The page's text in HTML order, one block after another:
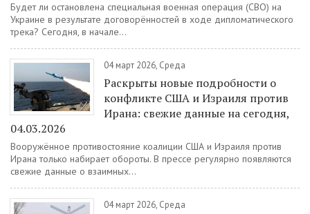
Будет ли остановлена специальная военная операция (СВО) на
Украине в результате договорённостей в ходе дипломатического
трека? Сегодня, в начале...
04 март 2026, Среда
Раскрыты новые подробности о
конфликте США и Израиля против
Ирана: свежие данные на сегодня,
04.03.2026
Вооружённое противостояние коалиции США и Израиля против
Ирана только набирает обороты. В прессе регулярно появляются
свежие данные о взаимных...
04 март 2026, Среда